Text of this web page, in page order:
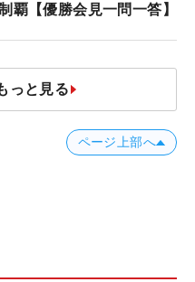
覇【優勝会見一問一答】
っと見る
ページ上部へ